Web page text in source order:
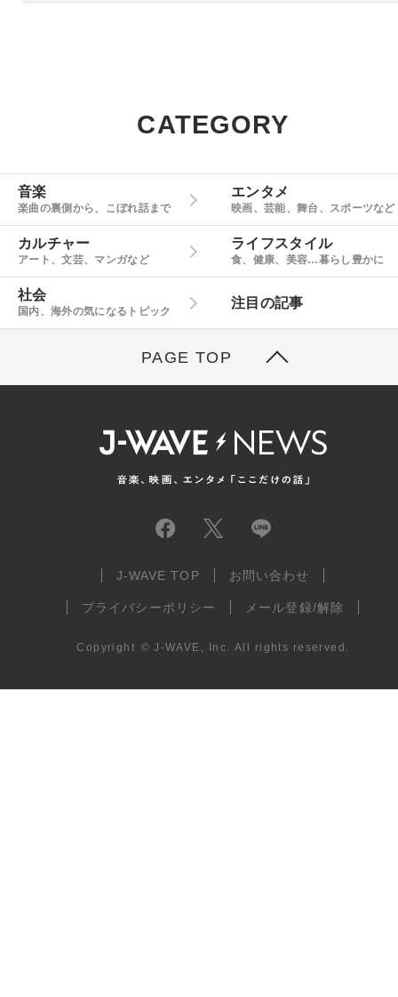
CATEGORY
音楽
楽曲の裏側から、こぼれ話まで
エンタメ
映画、芸能、舞台、スポーツなど
カルチャー
アート、文芸、マンガなど
ライフスタイル
食、健康、美容…暮らし豊かに
社会
国内、海外の気になるトピック
注目の記事
PAGE TOP
J-WAVE TOP お問い合わせ
プライバシーポリシー メール登録/解除
Copyright © J-WAVE, Inc. All rights reserved.